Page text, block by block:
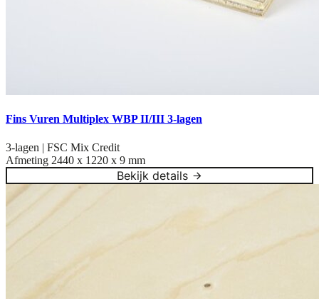
Fins Vuren Multiplex WBP II/III 3-lagen
3-lagen | FSC Mix Credit
Afmeting 2440 x 1220 x 9 mm
Bekijk details